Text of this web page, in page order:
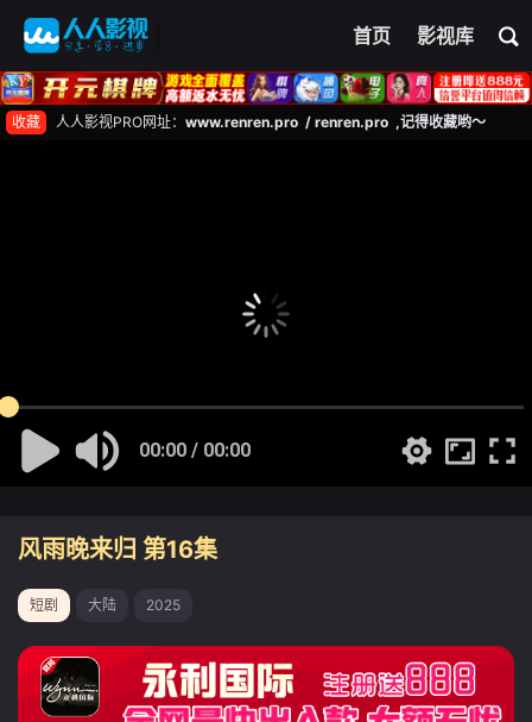
首页 影视库
收藏 人人影视PRO网址： www.renren.pro / renren.pro ,记得收藏哟～
00:00 / 00:00
风雨晚来归 第16集
短剧 大陆 2025